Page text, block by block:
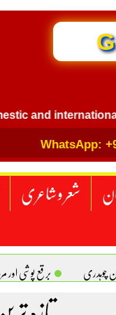
international
WhatsApp:
شعر و شاعری
چوہدری برقع پوشی اور